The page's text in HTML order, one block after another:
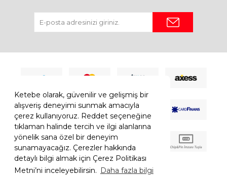
Ketebe olarak, güvenilir ve gelişmiş bir
alışveriş deneyimi sunmak amacıyla
çerez kullanıyoruz. Reddet seçeneğine
tıklaman halinde tercih ve ilgi alanlarına
yönelik sana özel bir deneyim
sunamayacağız. Çerezler hakkında
detaylı bilgi almak için Çerez Politikası
Metni’ni inceleyebilirsin. Daha fazla bilgi